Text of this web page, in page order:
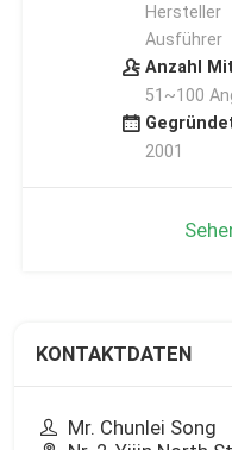
Hersteller
Ausführer
Anzahl
51~100
2001
KONTAKTDATEN
Mr. Chunlei Song